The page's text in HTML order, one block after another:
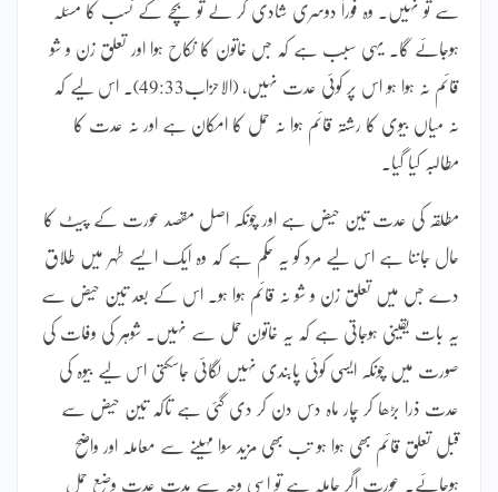
سے تو نہیں۔ وہ فوراً دوسری شادی کر لے تو بچے کے نسب کا مسئلہ
ہوجائے گا۔ یہی سبب ہے کہ جس خاتون کا نکاح ہوا اور تعلق زن و شو
قائم نہ ہوا ہو اس پر کوئی عدت نہیں، (الاحزاب49:33)۔ اس لیے کہ
نہ میاں بیوی کا رشتہ قائم ہوا نہ حمل کا امکان ہے اور نہ عدت کا
مطالبہ کیا گیا۔
مطلقہ کی عدت تین حیض ہے اور چونکہ اصل مقصد عورت کے پیٹ کا
حال جاننا ہے اس لیے مرد کو یہ حکم ہے کہ وہ ایک ایسے طہر میں طلاق
دے جس میں تعلق زن و شو نہ قائم ہوا ہو۔ اس کے بعد تین حیض سے
یہ بات یقینی ہوجاتی ہے کہ یہ خاتون حمل سے نہیں۔ شوہر کی وفات کی
صورت میں چونکہ ایسی کوئی پابندی نہیں لگائی جاسکتی اس لیے بیوہ کی
عدت ذرا بڑھا کر چار ماہ دس دن کر دی گئی ہے تاکہ تین حیض سے
قبل تعلق قائم بھی ہوا ہو تب بھی مزید سوا مہینے سے معاملہ اور واضح
ہوجائے۔ عورت اگر حاملہ ہے تو اسی وجہ سے مدت عدت وضع حمل